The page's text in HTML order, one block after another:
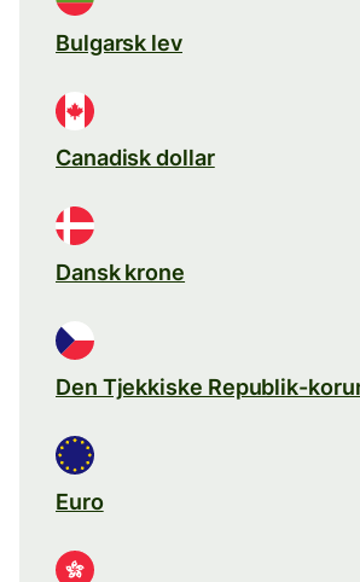
Bulgarsk lev
Canadisk dollar
Dansk krone
Den Tjekkiske Republik-
Euro